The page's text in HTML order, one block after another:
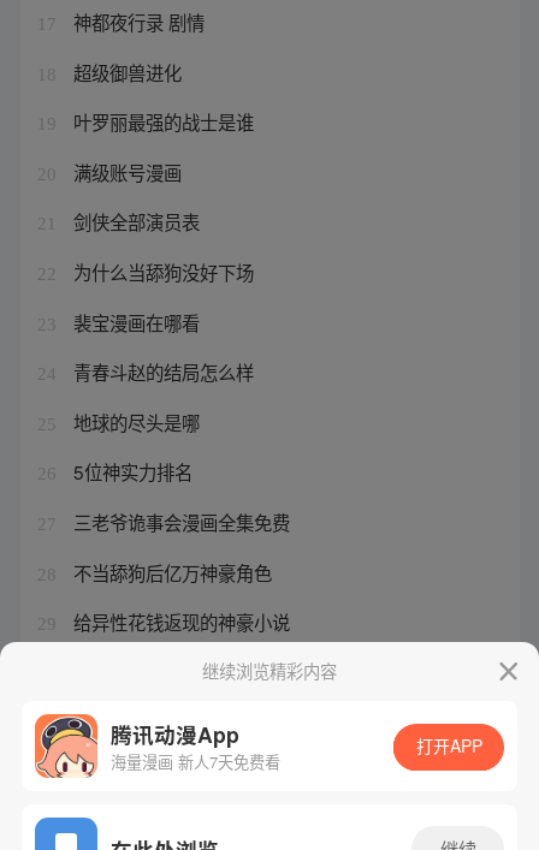
17 神都夜行录 剧情
18 超级御兽进化
19 叶罗丽最强的战士是谁
20 满级账号漫画
21 剑侠全部演员表
22 为什么当舔狗没好下场
23 裴宝漫画在哪看
24 青春斗赵的结局怎么样
25 地球的尽头是哪
26 5位神实力排名
27 三老爷诡事会漫画全集免费
28 不当舔狗后亿万神豪角色
29 给异性花钱返现的神豪小说
王牌战争下载官服继续浏览精彩内容
腾讯动漫App
海量漫画 新人7天免费看
打开APP
网站备案/许可证号：粤B2-20090059-5